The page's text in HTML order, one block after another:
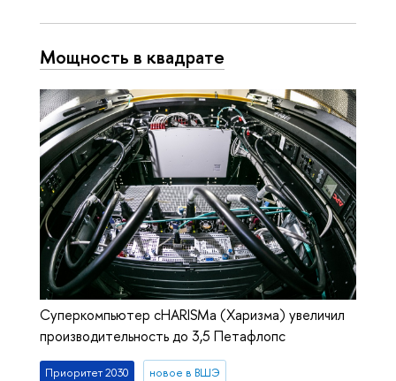
Мощность в квадрате
Суперкомпьютер cHARISMa (Харизма) увеличил
производительность до 3,5 Петафлопс
Приоритет 2030 новое в ВШЭ